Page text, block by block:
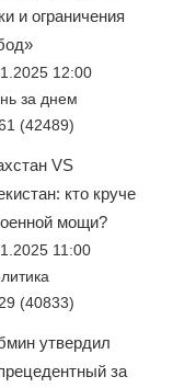
и ограничения
12:00
за днем
(42489)
VS
кто круче
мощи?
11:00
(40833)
утвердил
за